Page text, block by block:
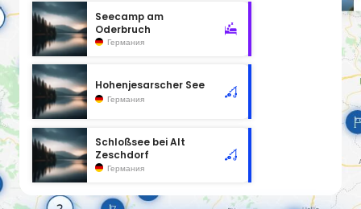
Seecamp am
Oderbruch
Германия
Hohenjesarscher See
Германия
Schloßsee bei Alt
Zeschdorf
Германия